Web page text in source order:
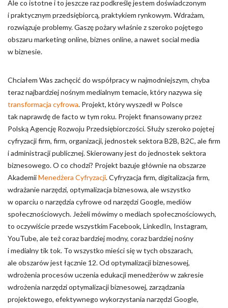
Ale co istotne i to jeszcze raz podkreślę jestem doświadczonym
i praktycznym przedsiębiorcą, praktykiem rynkowym. Wdrażam,
rozwiązuje problemy. Gaszę pożary właśnie z szeroko pojętego
obszaru marketing online, biznes online, a nawet social media
w biznesie.
Chciałem Was zachęcić do współpracy w najmodniejszym, chyba
teraz najbardziej nośnym medialnym temacie, który nazywa się
transformacja cyfrowa. Projekt, który wyszedł w Polsce
tak naprawdę de facto w tym roku. Projekt finansowany przez
Polską Agencję Rozwoju Przedsiębiorczości. Służy szeroko pojętej
cyfryzacji firm, firm, organizacji, jednostek sektora B2B, B2C, ale firm
i administracji publicznej. Skierowany jest do jednostek sektora
biznesowego. O co chodzi? Projekt bazuje głównie na obszarze
AkademiiMenedżera Cyfryzacji. Cyfryzacja firm, digitalizacja firm,
wdrażanie narzędzi, optymalizacja biznesowa, ale wszystko
w oparciu o narzędzia cyfrowe od narzędzi Google, mediów
społecznościowych. Jeżeli mówimy o mediach społecznościowych,
to oczywiście przede wszystkim Facebook, LinkedIn, Instagram,
YouTube, ale też coraz bardziej modny, coraz bardziej nośny
i medialny tik tok. To wszystko mieści się w tych obszarach,
ale obszarów jest łącznie 12. Od optymalizacji biznesowej,
wdrożenia procesów uczenia edukacji menedżerów w zakresie
wdrożenia narzędzi optymalizacji biznesowej, zarządzania
projektowego, efektywnego wykorzystania narzędzi Google,